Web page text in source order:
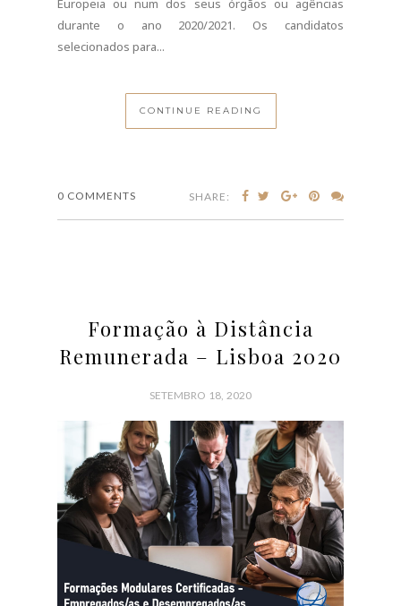
Europeia ou num dos seus órgãos ou agências
durante o ano 2020/2021. Os candidatos
selecionados para...
CONTINUE READING
0 COMMENTS SHARE:
Formação à Distância
Remunerada – Lisboa 2020
SETEMBRO 18, 2020